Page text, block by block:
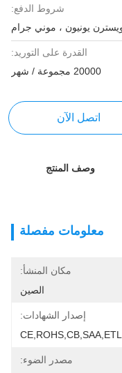
شروط الدفع:
القدرة على التوريد:
20000 مجموعة / شهر
اتصل الآن
وصف المنتج
معلومات مفصلة
مكان المنشأ:
الصين
إصدار الشهادات:
CE,ROHS,CB,SAA,ETL
مصدر الضوء: